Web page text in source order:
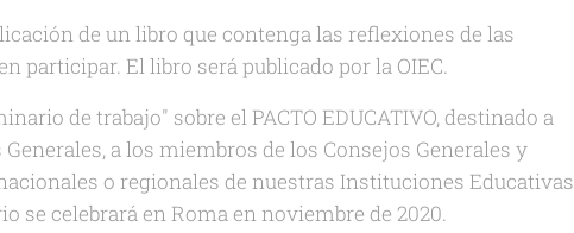
de un libro que contenga las reflexiones de las
participar. El libro será publicado por la OIEC.
de trabajo" sobre el PACTO EDUCATIVO, destinado a
, a los miembros de los Consejos Generales y
o regionales de nuestras Instituciones Educativas
se celebrará en Roma en noviembre de 2020.